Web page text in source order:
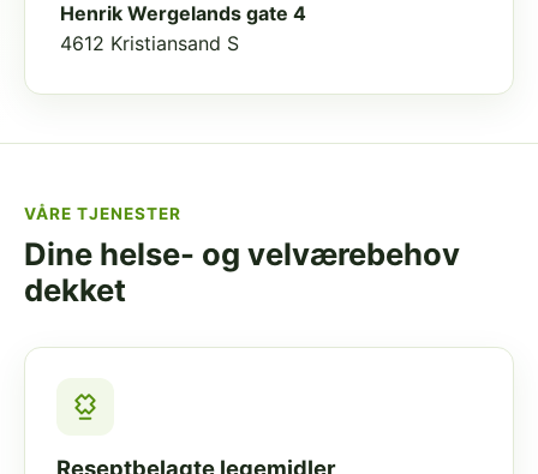
Henrik Wergelands gate 4
4612 Kristiansand S
VÅRE TJENESTER
Dine helse- og velværebehov
dekket
Reseptbelagte legemidler